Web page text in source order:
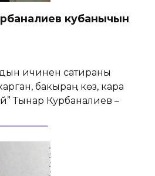
кубанычын
ичинен сатираны
бакыраң көз, кара
Тынар Курбаналиев –